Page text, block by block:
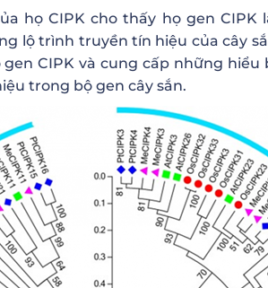
họ CIPK cho thấy họ gen
lộ trình truyền tín hiệu của cây
CIPK và cung cấp những hiểu
trong bộ gen cây sắn.